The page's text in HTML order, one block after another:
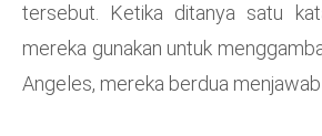
tersebut. Ketika ditanya satu
mereka gunakan untuk
Angeles, mereka berdua menjawab